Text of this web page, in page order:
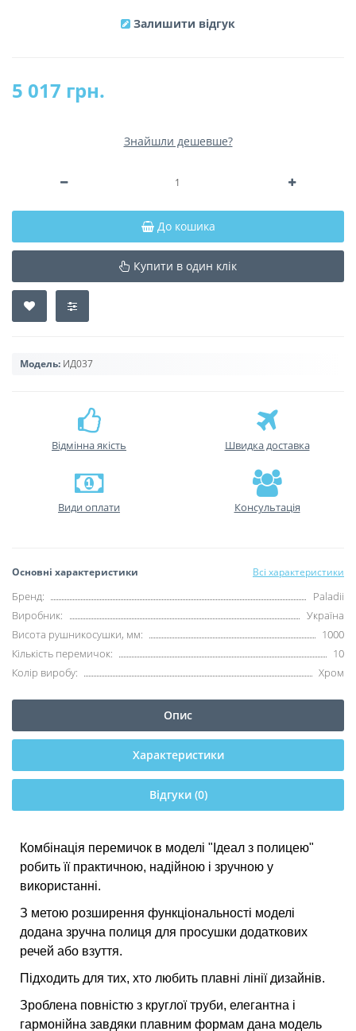
Залишити відгук
5 017 грн.
Знайшли дешевше?
До кошика
Купити в один клік
Модель: ИД037
Відмінна якість Швидка доставка
Види оплати Консультація
Основні характеристики Всі характеристики
Бренд:
Paladii
Виробник:
Україна
Висота рушникосушки, мм:
1000
Кількість перемичок:
10
Колір виробу:
Хром
Опис
Характеристики
Відгуки (0)
Комбінація перемичок в моделі "Ідеал з полицею"
робить її практичною, надійною і зручною у
використанні.
З метою розширення функціональності моделі
додана зручна полиця для просушки додаткових
речей або взуття.
Підходить для тих, хто любить плавні лінії дизайнів.
Зроблена повністю з круглої труби, елегантна і
гармонійна завдяки плавним формам дана модель